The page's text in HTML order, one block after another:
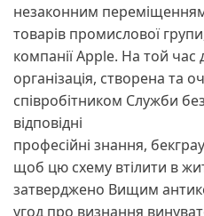
незаконним
товарів промислової
компанії Apple. На той час
організація, створена та
співробітником Служби
відповідні
професійні знання,
щоб цю схему втілити в
затверджено Вищим
угод про визнання